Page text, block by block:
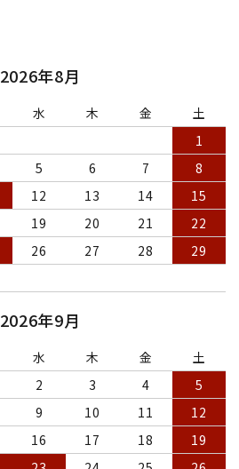
2026年8月
水 木 金
土
1
5 6 7
8
12 13 14
15
19 20 21
22
26 27 28
29
2026年9月
水 木 金
土
2 3 4
5
9 10 11
12
16 17 18
19